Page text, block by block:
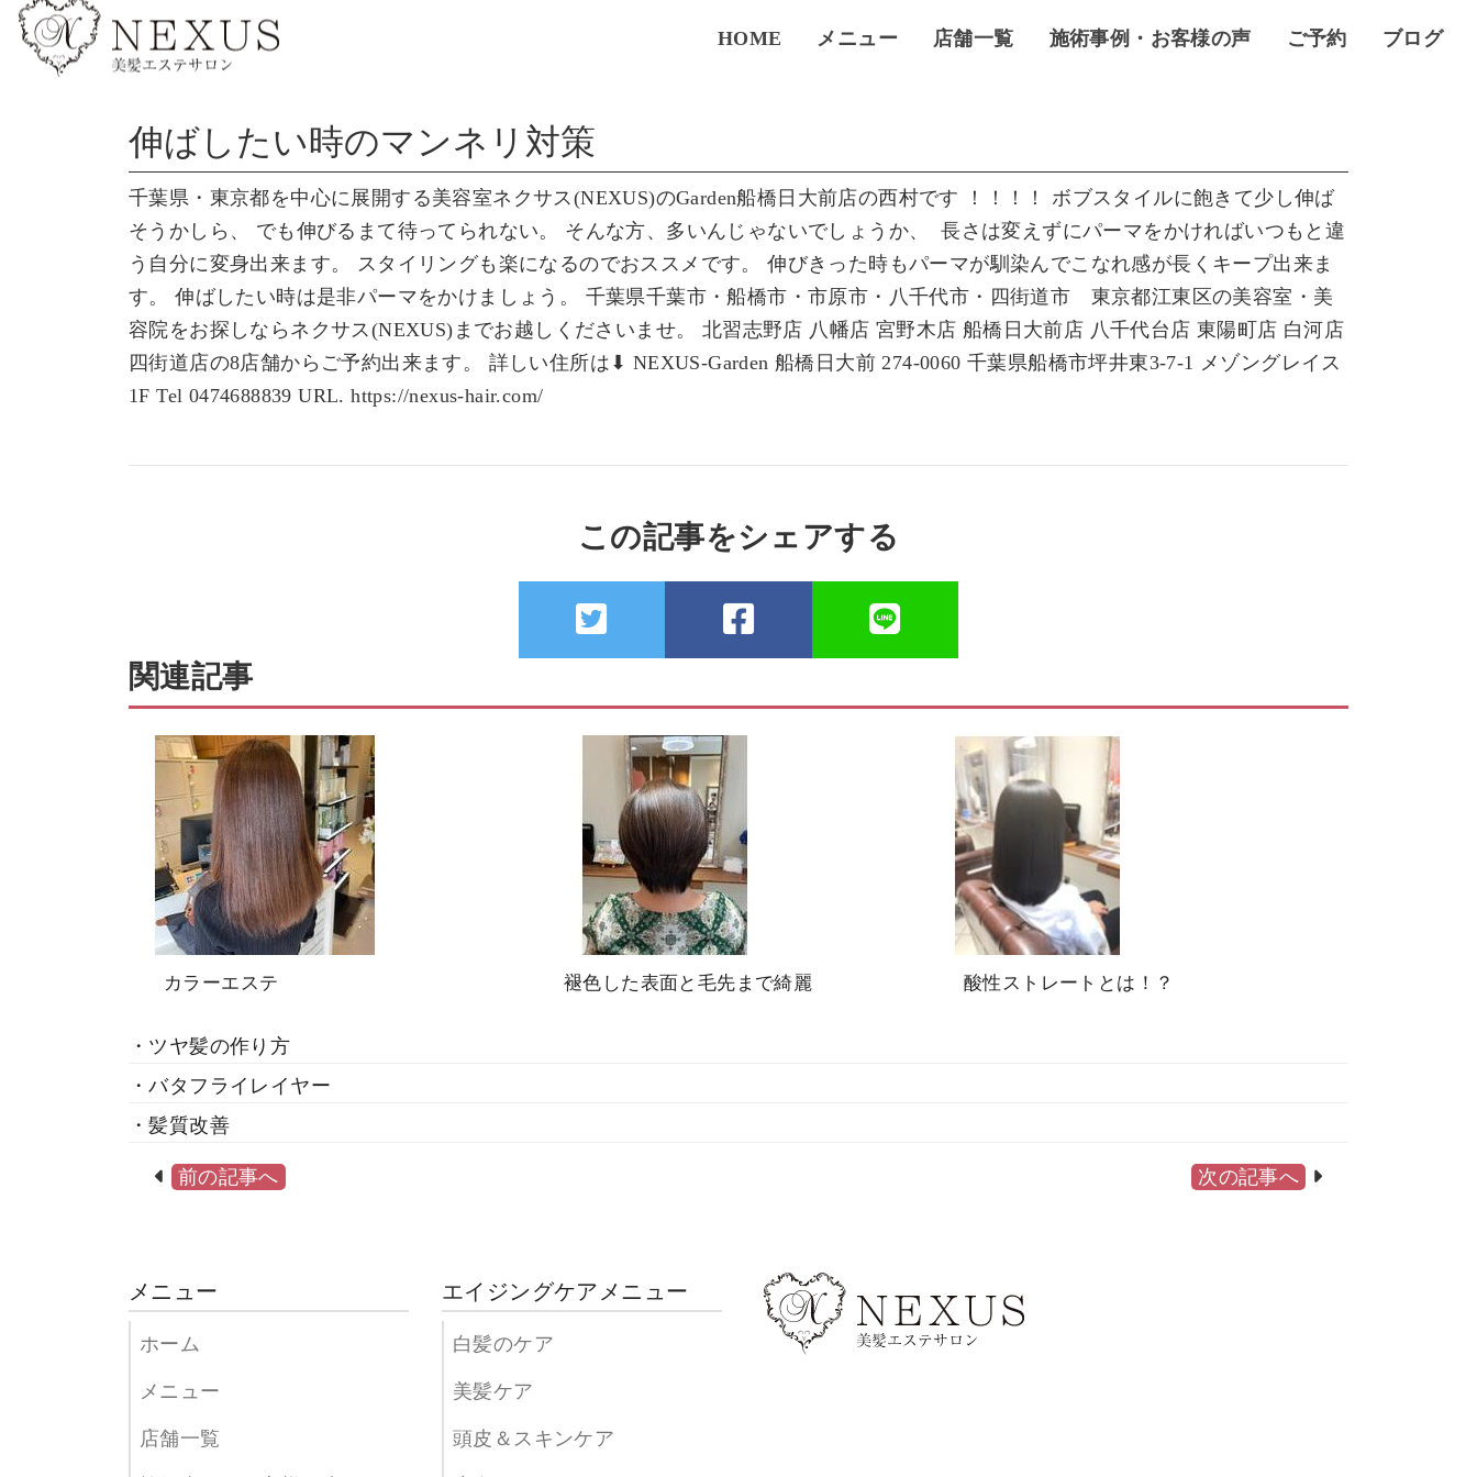
HOME メニュー 店舗一覧 施術事例・お客様の声 ご予約 ブログ
伸ばしたい時のマンネリ対策
千葉県・東京都を中心に展開する美容室ネクサス(NEXUS)のGarden船橋日大前店の西村です ！！！！ ボブスタイルに飽きて少し伸ば
そうかしら、 でも伸びるまて待ってられない。 そんな方、多いんじゃないでしょうか、
長さは変えずにパーマをかければいつもと違
う自分に変身出来ます。 スタイリングも楽になるのでおススメです。 伸びきった時もパーマが馴染んでこなれ感が長くキープ出来ま
す。 伸ばしたい時は是非パーマをかけましょう。 千葉県千葉市・船橋市・市原市・八千代市・四街道市 東京都江東区の美容室・美
容院をお探しならネクサス(NEXUS)までお越しくださいませ。 北習志野店 八幡店 宮野木店 船橋日大前店 八千代台店 東陽町店 白河店
四街道店の8店舗からご予約出来ます。 詳しい住所は⬇︎ NEXUS-Garden 船橋日大前 274-0060 千葉県船橋市坪井東3-7-1 メゾングレイス
1F Tel 0474688839 URL. https://nexus-hair.com/
この記事をシェアする
関連記事
カラーエステ 褪色した表面と毛先まで綺麗 酸性ストレートとは！？
・ツヤ髪の作り方
・バタフライレイヤー
・髪質改善
前の記事へ 次の記事へ
メニュー
ホーム
メニュー
店舗一覧
エイジングケアメニュー
白髪のケア
美髪ケア
頭皮＆スキンケア